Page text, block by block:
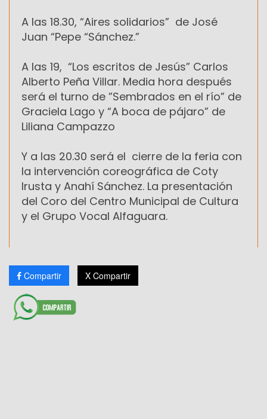
A las 18.30, “Aires solidarios” de José
Juan “Pepe “Sánchez.”
A las 19, “Los escritos de Jesús” Carlos
Alberto Peña Villar. Media hora después
será el turno de ”Sembrados en el río” de
Graciela Lago y “A boca de pájaro” de
Liliana Campazzo
Y a las 20.30 será el cierre de la feria con
la intervención coreográfica de Coty
Irusta y Anahí Sánchez. La presentación
del Coro del Centro Municipal de Cultura
y el Grupo Vocal Alfaguara.
Compartir X Compartir